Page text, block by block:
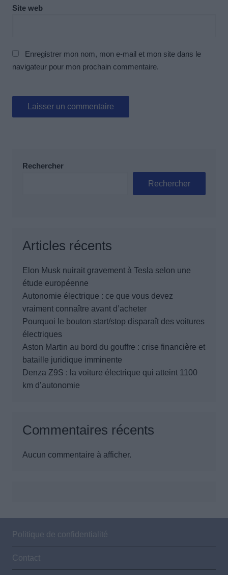
Site web
Enregistrer mon nom, mon e-mail et mon site dans le
navigateur pour mon prochain commentaire.
Rechercher
Rechercher
Articles récents
Elon Musk nuirait gravement à Tesla selon une
étude européenne
Autonomie électrique : ce que vous devez
vraiment connaître avant d’acheter
Pourquoi le bouton start/stop disparaît des voitures
électriques
Aston Martin au bord du gouffre : crise financière et
bataille juridique imminente
Denza Z9S : la voiture électrique qui atteint 1100
km d’autonomie
Commentaires récents
Aucun commentaire à afficher.
Politique de confidentialité
Contact